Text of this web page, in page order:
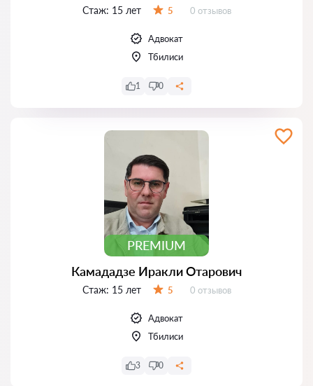
Стаж: 15 лет 5 Отзывов:
0 отзывов
Адвокат
Тбилиси
1 0
PREMIUM
Камададзе Иракли Отарович
Стаж: 15 лет 5 Отзывов:
0 отзывов
Адвокат
Тбилиси
3 0